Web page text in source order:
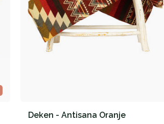
Deken - Antisana Oranje